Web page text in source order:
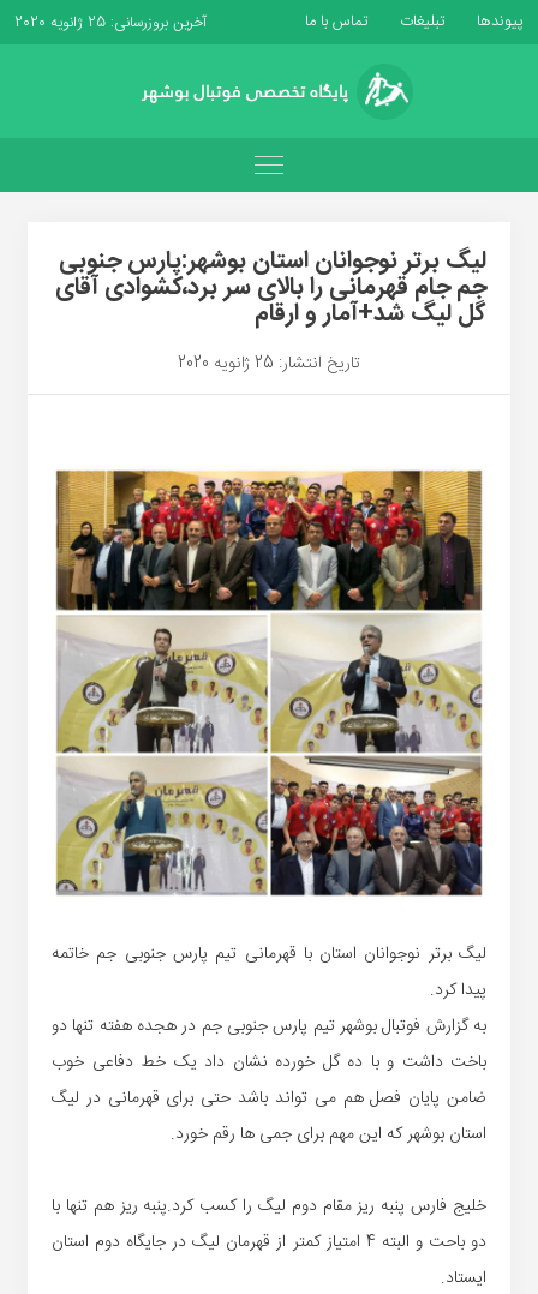
پیوندها تبلیغات تماس با ما آخرین بروزرسانی: 25 ژانویه 2020
لیگ برتر نوجوانان استان بوشهر:پارس جنوبی
جم جام قهرمانی را بالای سر برد،کشوادی آقای
گل لیگ شد+آمار و ارقام
تاریخ انتشار: 25 ژانویه 2020
لیگ برتر نوجوانان استان با قهرمانی تیم پارس جنوبی جم خاتمه
پیدا کرد.
به گزارش فوتبال بوشهر تیم پارس جنوبی جم در هجده هفته تنها دو
باخت داشت و با ده گل خورده نشان داد یک خط دفاعی خوب
ضامن پایان فصل هم می تواند باشد حتی برای قهرمانی در لیگ
استان بوشهر که این مهم برای جمی ها رقم خورد.
خلیج فارس پنبه ریز مقام دوم لیگ را کسب کرد.پنبه ریز هم تنها با
دو باحت و البته 4 امتیاز کمتر از قهرمان لیگ در جایگاه دوم استان
ایستاد.